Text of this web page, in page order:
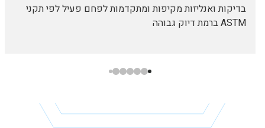
בדיקות ואנליזות מקיפות ומתקדמות לפחם פעיל לפי תקני
ASTM ברמת דיוק גבוהה